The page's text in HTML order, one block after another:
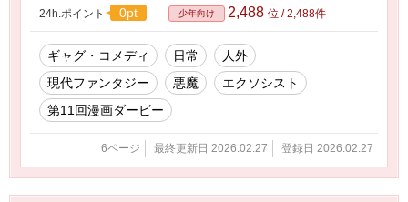
24h.ポイント 0pt 少年向け 2,488 位 / 2,488件
ギャグ・コメディ 日常
人外
現代ファンタジー
悪魔
エクソシスト
第11回漫画ダービー
6ページ 最終更新日 2026.02.27 登録日 2026.02.27